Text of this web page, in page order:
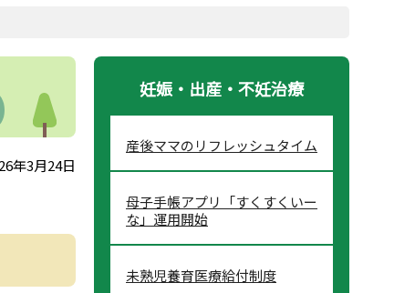
年3月24日
妊娠・出産・不妊治療
産後ママのリフレッシュタイム
母子手帳アプリ「すくすくいー
な」運用開始
未熟児養育医療給付制度